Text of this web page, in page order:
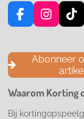
F
a
e
o
k
I
n
t
a
g
r
a
m
T
i
T
o
k
Abonneer
Waarom Korting
Bij